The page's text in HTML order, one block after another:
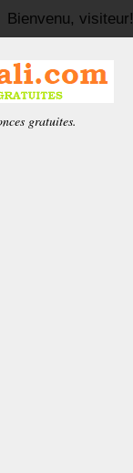
Bienvenu, visiteur!
gratuites.